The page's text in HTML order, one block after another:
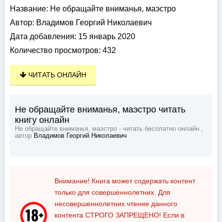
Название: Не обращайте вниманья, маэстро
Автор: Владимов Георгий Николаевич
Дата добавления: 15 январь 2020
Количество просмотров: 432
ЧИТАТЬ ОНЛАЙН
Не обращайте вниманья, маэстро читать
книгу онлайн
Не обращайте вниманья, маэстро - читать бесплатно онлайн ,
автор Владимов Георгий Николаевич
Внимание! Книга может содержать контент
только для совершеннолетних. Для
несовершеннолетних чтение данного
контента СТРОГО ЗАПРЕЩЕНО! Если в